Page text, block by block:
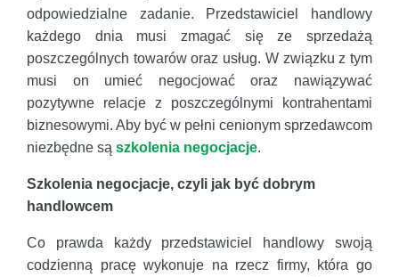
odpowiedzialne zadanie. Przedstawiciel handlowy
każdego dnia musi zmagać się ze sprzedażą
poszczególnych towarów oraz usług. W związku z tym
musi on umieć negocjować oraz nawiązywać
pozytywne relacje z poszczególnymi kontrahentami
biznesowymi. Aby być w pełni cenionym sprzedawcom
niezbędne są szkolenia negocjacje.
Szkolenia negocjacje, czyli jak być dobrym
handlowcem
Co prawda każdy przedstawiciel handlowy swoją
codzienną pracę wykonuje na rzecz firmy, która go